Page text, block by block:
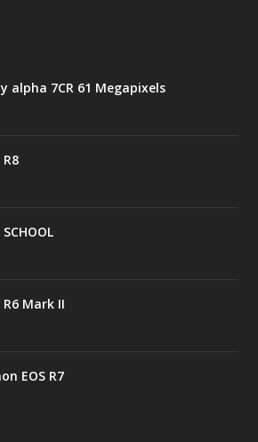
alpha 7CR 61 Megapixels
R6 Mark II
EOS R7